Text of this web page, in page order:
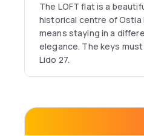
The LOFT flat is a
historical centre of Ostia
means staying in a
elegance. The keys
Lido 27.